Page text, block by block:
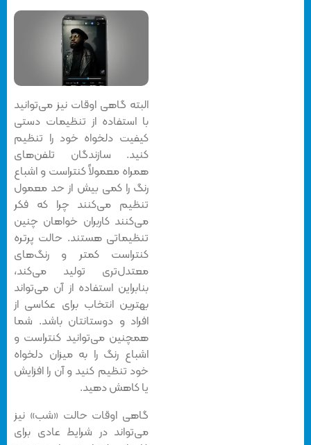
البته گاهی اوقات نیز می‌توانید
با استفاده از تنظیمات دستی
کیفیت دلخواه خود را تنظیم
کنید. سازندگان تلفن‌های
همراه معمولاً کنتراست و اشباع
رنگ را کمی بیش از حد معمول
تنظیم می‌کنند چرا که فکر
می‌کنند کاربران خواهان چنین
تنظیماتی هستند. حالت پرتره
کنتراست کمتر و رنگ‌های
معتدل‌تری تولید می‌کند،
بنابراین استفاده از آن می‌تواند
بهترین انتخاب برای عکاسی از
افراد و دوستانتان باشد. شما
همچنین می‌توانید کنتراست و
اشباع رنگ را به میزان دلخواه
خود تنظیم کنید و آن را افزایش
یا کاهش دهید.
گاهی اوقات حالت «شب» نیز
می‌تواند در شرایط عادی برای